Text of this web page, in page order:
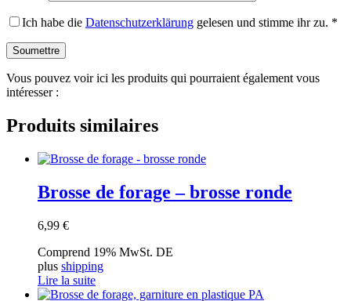
Ich habe die Datenschutzerklärung gelesen und stimme ihr zu. *
Vous pouvez voir ici les produits qui pourraient également vous
intéresser :
Produits similaires
Brosse de forage – brosse ronde
6,99 €
Comprend 19% MwSt. DE
plus shipping
Lire la suite